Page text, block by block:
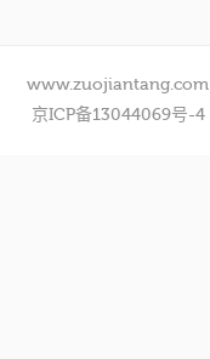
www.zuojiantang.com
京ICP备13044069号-4